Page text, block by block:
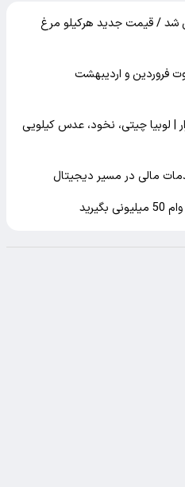
/ قیمت جدید هرکیلو مرغ
فروردین و اردیبهشت
| لوبیا چیتی، نخود، عدس کیلویی